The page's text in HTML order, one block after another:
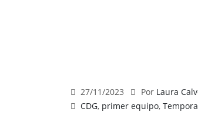
27/11/2023 Por Laura
CDG, primer equipo,